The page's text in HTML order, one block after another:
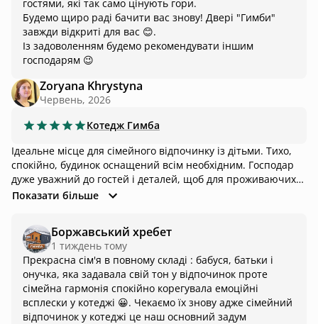
гостями, які так само цінують гори.
Будемо щиро раді бачити вас знову! Двері "Гимби"
завжди відкриті для вас 😊.
Із задоволенням будемо рекомендувати іншим
господарям 😉
Zoryana Khrystyna
Червень, 2026
Котедж Гимба
Ідеальне місце для сімейного відпочинку із дітьми. Тихо,
спокійно, будинок оснащений всім необхідним. Господар
дуже уважний до гостей і деталей, щоб для проживаючих
був ідеальний комфорт.
Показати більше
Боржавський хребет
1 тиждень тому
Прекрасна сім'я в повному складі : бабуся, батьки і
онучка, яка задавала свій тон у відпочинок проте
сімейна гармонія спокійно корегувала емоційні
всплески у котеджі 😀. Чекаємо їх знову адже сімейний
відпочинок у котеджі це наш основний задум